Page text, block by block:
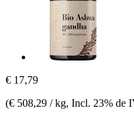
€ 17,79
(€ 508,29 / kg, Incl. 23% de